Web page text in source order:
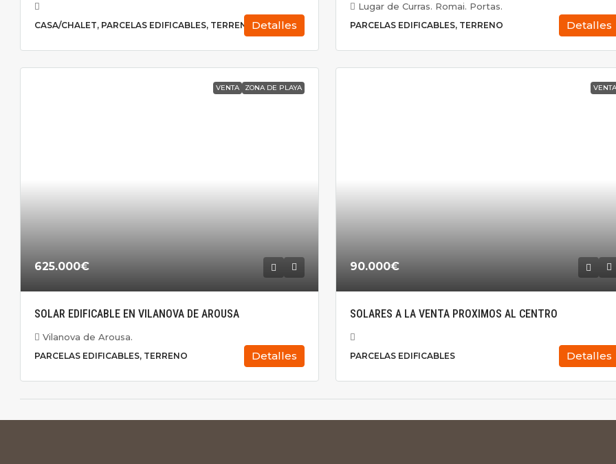
CASA/CHALET, PARCELAS EDIFICABLES, TERRENODetalles
Lugar de Curras. Romai. Portas.
PARCELAS EDIFICABLES, TERRENO Detalles
VENTA ZONA DE PLAYA
625.000€
SOLAR EDIFICABLE EN VILANOVA DE AROUSA
Vilanova de Arousa.
PARCELAS EDIFICABLES, TERRENO Detalles
VENTA
90.000€
SOLARES A LA VENTA PROXIMOS AL CENTRO
PARCELAS EDIFICABLES Detalles